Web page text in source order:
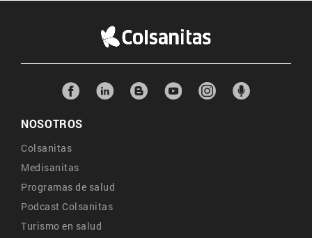
NOSOTROS
Colsanitas
Medisanitas
Programas de salud
Podcast Colsanitas
Turismo en salud